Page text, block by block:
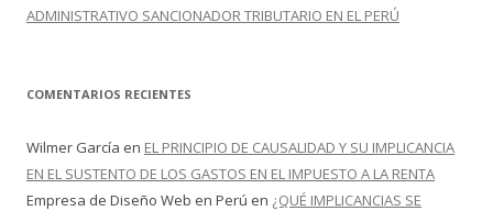
ADMINISTRATIVO SANCIONADOR TRIBUTARIO EN EL PERÚ
COMENTARIOS RECIENTES
Wilmer García en EL PRINCIPIO DE CAUSALIDAD Y SU IMPLICANCIA
EN EL SUSTENTO DE LOS GASTOS EN EL IMPUESTO A LA RENTA
Empresa de Diseño Web en Perú en ¿QUÉ IMPLICANCIAS SE